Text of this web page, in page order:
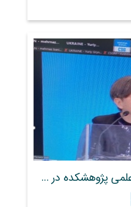
مشارکت اعضای هیئت علمی پژوهشکده در پنجاه‌وسومین نشست سالانه CFS